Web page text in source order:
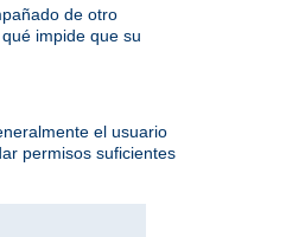
de otro
impide que su
el usuario
permisos suficientes